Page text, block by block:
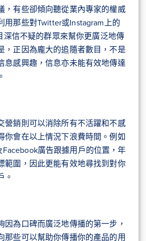
，有些卻傾向聽從業內專家的權威
用那些對Twitter或Instagram上的
深信不疑的群眾來幫你更廣泛地傳
，正因為龐大的追隨者數目，不是
息感興趣，信息亦未能有效地傳達
營銷則可以消除所有不活躍和不感
你會在以上情況下浪費時間。例如
廣告跟據用戶的位置，年
範圍，因此更能有效地尋找到對你
。
因為口碑而廣泛地傳播的第一步，
那些可以幫助你傳播你的產品的用